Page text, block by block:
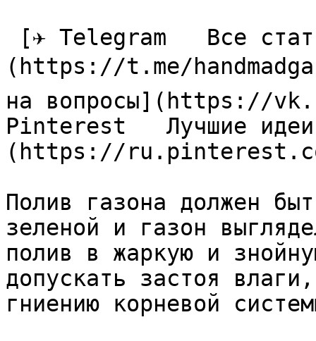
(https://t.me/
на вопросы](https://
Pinterest   Лучшие
(https://
Полив газона должен
зеленой и газон
полив в жаркую и
допускать застоя
гниению корневой